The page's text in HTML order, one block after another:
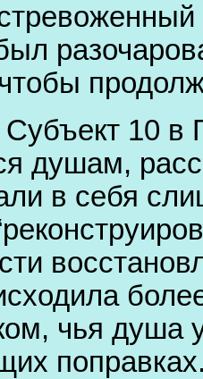
Субъект 10 в
душам,
в себя
чья душа